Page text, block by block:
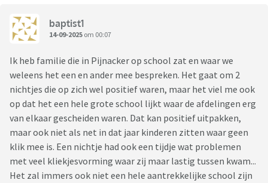
baptist1
14-09-2025 om 00:07
Ik heb familie die in Pijnacker op school zat en waar we
weleens het een en ander mee bespreken. Het gaat om 2
nichtjes die op zich wel positief waren, maar het viel me ook
op dat het een hele grote school lijkt waar de afdelingen erg
van elkaar gescheiden waren. Dat kan positief uitpakken,
maar ook niet als net in dat jaar kinderen zitten waar geen
klik mee is. Een nichtje had ook een tijdje wat problemen
met veel kliekjesvorming waar zij maar lastig tussen kwam...
Het zal immers ook niet een hele aantrekkelijke school zijn